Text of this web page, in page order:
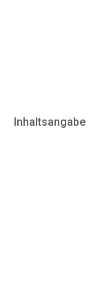
Inhaltsangabe